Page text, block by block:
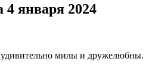
4 января 2024
милы и дружелюбны.